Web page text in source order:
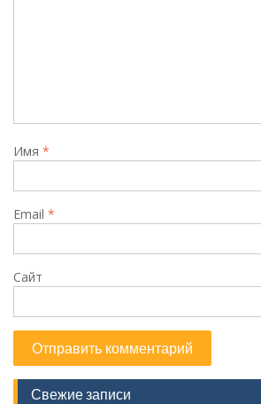
Имя *
Email *
Сайт
Свежие записи